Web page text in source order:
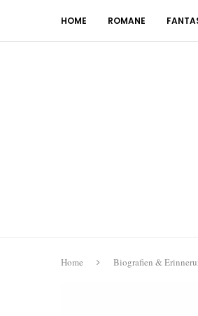
HOME ROMANE
Home Biografien &